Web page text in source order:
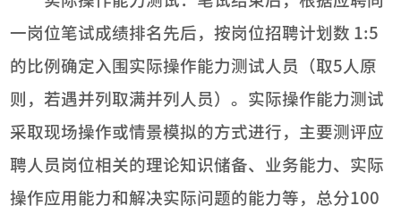
一岗位笔试成绩排名先后，按岗位招聘计划数 1:5
的比例确定入围实际操作能力测试人员（取5人原
则，若遇并列取满并列人员）。实际操作能力测试
采取现场操作或情景模拟的方式进行，主要测评应
聘人员岗位相关的理论知识储备、业务能力、实际
操作应用能力和解决实际问题的能力等，总分100